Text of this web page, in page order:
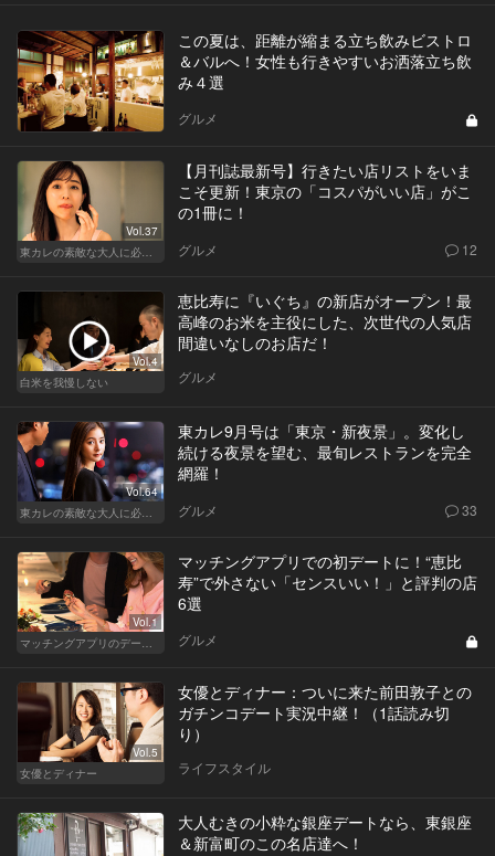
この夏は、距離が縮まる立ち飲みビストロ
＆バルへ！女性も行きやすいお洒落立ち飲
み４選
グルメ
Vol.37
東カレの素敵な大人に必要なこと
【月刊誌最新号】行きたい店リストをいま
こそ更新！東京の「コスパがいい店」がこ
の1冊に！
グルメ 12
Vol.4
白米を我慢しない
恵比寿に『いぐち』の新店がオープン！最
高峰のお米を主役にした、次世代の人気店
間違いなしのお店だ！
グルメ
Vol.64
東カレの素敵な大人に必要なこと
東カレ9月号は「東京・新夜景」。変化し
続ける夜景を望む、最旬レストランを完全
網羅！
グルメ 33
Vol.1
マッチングアプリのデートにおすすめの人気店
マッチングアプリでの初デートに！“恵比
寿”で外さない「センスいい！」と評判の店
6選
グルメ
Vol.5
女優とディナー
女優とディナー：ついに来た前田敦子との
ガチンコデート実況中継！（1話読み切
り）
ライフスタイル
大人むきの小粋な銀座デートなら、東銀座
＆新富町のこの名店達へ！